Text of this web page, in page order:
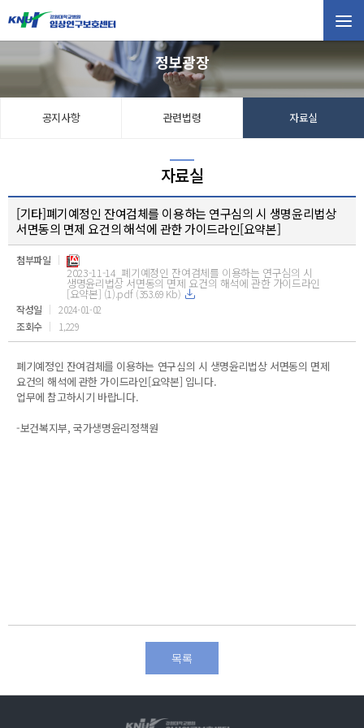
소개
자
사항
법령
실
시험 종사자 교육
정보광장
공지사항 관련법령 자료실
자료실
[기타]폐기예정인 잔여검체를 이용하는 연구심의 시 생명윤리법상
서면동의 면제 요건의 해석에 관한 가이드라인[요약본]
첨부파일
2023-11-14_폐기예정인 잔여검체를 이용하는 연구심의 시
생명윤리법상 서면동의 면제 요건의 해석에 관한 가이드라인
[요약본] (1).pdf (353.69 Kb)
작성일
2024-01-02
조회수
1,229
폐기예정인 잔여검체를 이용하는 연구심의 시 생명윤리법상 서면동의 면제
요건의 해석에 관한 가이드라인[요약본] 입니다.
업무에 참고하시기 바랍니다.
-보건복지부, 국가생명윤리정책원
목록